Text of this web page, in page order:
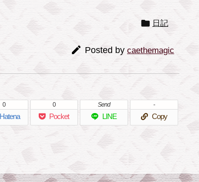
 日記
 Posted by caethemagic
Hatena
0
Pocket
0
LINE
Send
Copy
-